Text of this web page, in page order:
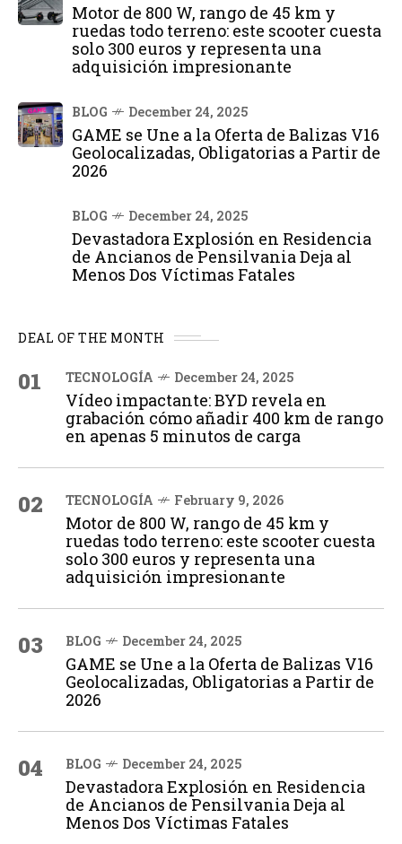
Motor de 800 W, rango de 45 km y
ruedas todo terreno: este scooter cuesta
solo 300 euros y representa una
adquisición impresionante
BLOG December 24, 2025
GAME se Une a la Oferta de Balizas V16
Geolocalizadas, Obligatorias a Partir de
2026
BLOG December 24, 2025
Devastadora Explosión en Residencia
de Ancianos de Pensilvania Deja al
Menos Dos Víctimas Fatales
DEAL OF THE MONTH
01 TECNOLOGÍA December 24, 2025
Vídeo impactante: BYD revela en
grabación cómo añadir 400 km de rango
en apenas 5 minutos de carga
02 TECNOLOGÍA February 9, 2026
Motor de 800 W, rango de 45 km y
ruedas todo terreno: este scooter cuesta
solo 300 euros y representa una
adquisición impresionante
03 BLOG December 24, 2025
GAME se Une a la Oferta de Balizas V16
Geolocalizadas, Obligatorias a Partir de
2026
04 BLOG December 24, 2025
Devastadora Explosión en Residencia
de Ancianos de Pensilvania Deja al
Menos Dos Víctimas Fatales